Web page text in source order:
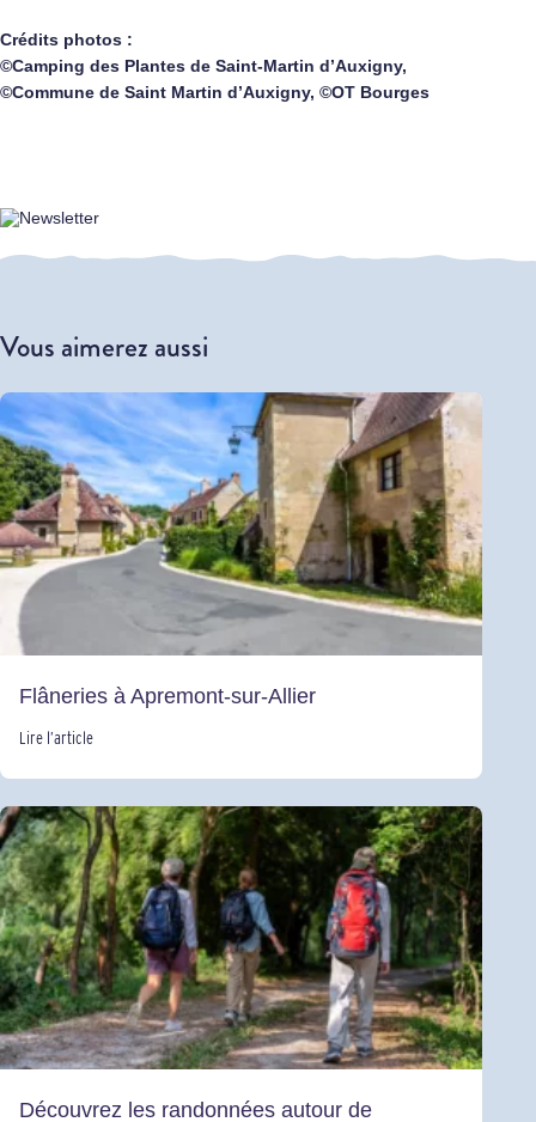
Crédits photos :
©Camping des Plantes de Saint-Martin d’Auxigny,
©Commune de Saint Martin d’Auxigny, ©OT Bourges
Vous aimerez aussi
Flâneries à Apremont-sur-Allier
Lire l’article
Découvrez les randonnées autour de